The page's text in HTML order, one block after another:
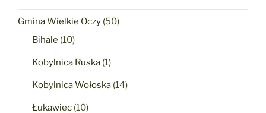
Gmina Wielkie Oczy (50)
Bihale (10)
Kobylnica Ruska (1)
Kobylnica Wołoska (14)
Łukawiec (10)